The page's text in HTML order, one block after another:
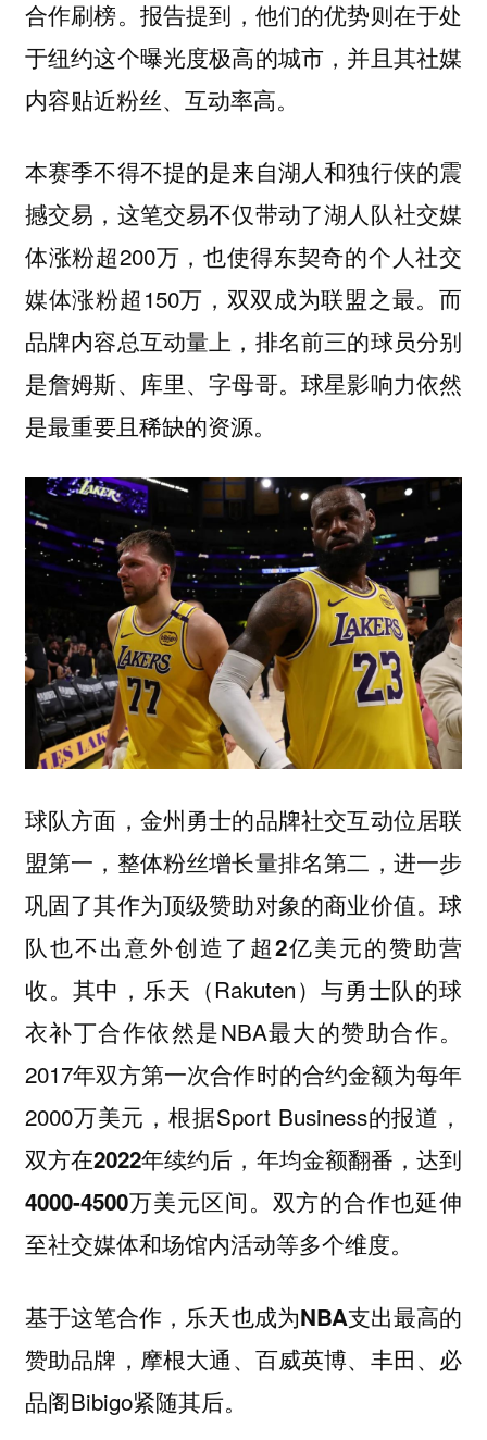
合作刷榜。 报告提到，他们的优势则在于处
于纽约这个曝光度极高的城市，并且其社媒
内容贴近粉丝、互动率高。
本赛季不得不提的是来自湖人和独行侠的震
撼交易，这笔交易不仅带动了湖人队社交媒
体涨粉超200万，也使得东契奇的个人社交
媒体涨粉超150万，双双成为联盟之最。而
品牌内容总互动量上，排名前三的球员分别
是詹姆斯、库里、字母哥。球星影响力依然
是最重要且稀缺的资源。
球队方面，金州勇士的品牌社交互动位居联
盟第一，整体粉丝增长量排名第二，进一步
巩固了其作为顶级赞助对象的商业价值。球
队也不出意外创造了超2亿美元的赞助营
收。 其中，乐天（Rakuten）与勇士队的球
衣补丁合作依然是NBA最大的赞助合作。
2017年双方第一次合作时的合约金额为每年
2000万美元，根据Sport Business的报道，
双方在2022年续约后，年均金额翻番，达到
4000-4500万美元区间。 双方的合作也延伸
至社交媒体和场馆内活动等多个维度。
基于这笔合作， 乐天也成为NBA支出最高的
赞助品牌， 摩根大通、百威英博、丰田、必
品阁Bibigo紧随其后。